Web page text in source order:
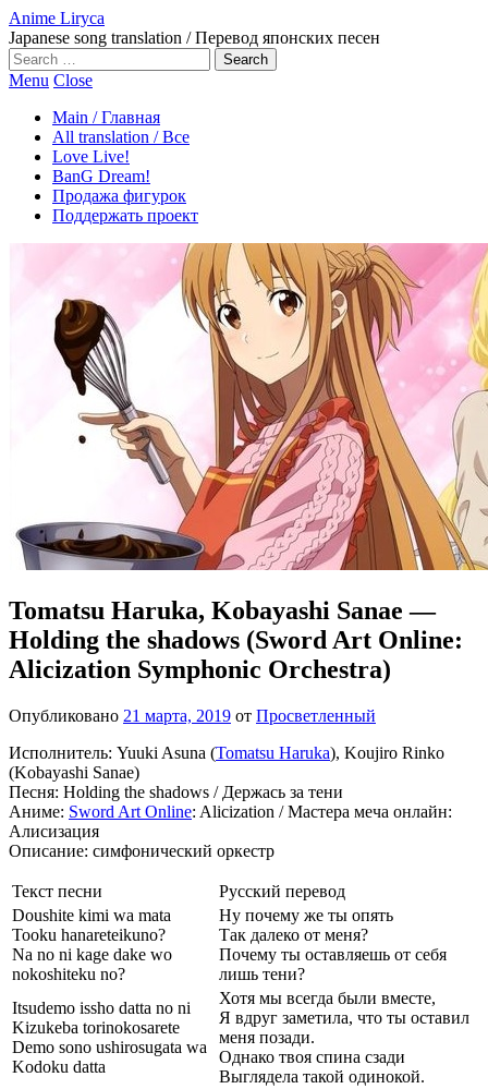
Anime Liryca
Japanese song translation / Перевод японских песен
Search
on:
Menu Close
Main / Главная
All translation / Все
Love Live!
BanG Dream!
Продажа фигурок
Поддержать проект
Tomatsu Haruka, Kobayashi Sanae —
Holding the shadows (Sword Art Online:
Alicization Symphonic Orchestra)
Опубликовано 21 марта, 2019 от Просветленный
Исполнитель: Yuuki Asuna (Tomatsu Haruka), Koujiro Rinko
(Kobayashi Sanae)
Песня: Holding the shadows / Держась за тени
Аниме: Sword Art Online: Alicization / Мастера меча онлайн:
Алисизация
Описание: симфонический оркестр
Текст песни
Русский перевод
Doushite kimi wa mata
Tooku hanareteikuno?
Na no ni kage dake wo
nokoshiteku no?
Ну почему же ты опять
Так далеко от меня?
Почему ты оставляешь от себя
лишь тени?
Itsudemo issho datta no ni
Kizukeba torinokosarete
Demo sono ushirosugata wa
Kodoku datta
Хотя мы всегда были вместе,
Я вдруг заметила, что ты оставил
меня позади.
Однако твоя спина сзади
Выглядела такой одинокой.